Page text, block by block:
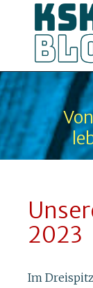
2023
Im